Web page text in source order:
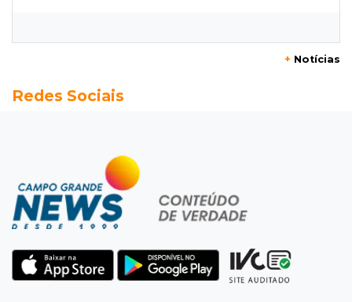
Continuidade ou alternância: a oposição
Eleições 2026
Azambuja e a engenharia de um projeto para
permanecer no poder
Com máquinas nas ruas, Vila Nogueira e
Aimoré esperam fim do poeirão e lamaçal
+ Notícias
Redes Sociais